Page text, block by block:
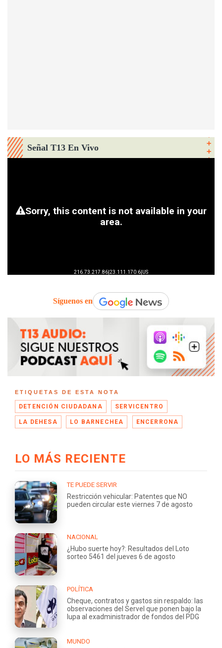
Señal T13 En Vivo
Síguenos en
ETIQUETAS DE ESTA NOTA
DETENCIÓN CIUDADANA SERVICENTRO
LA DEHESA LO BARNECHEA ENCERRONA
LO MÁS RECIENTE
TE PUEDE SERVIR
Restricción vehicular: Patentes que NO
pueden circular este viernes 7 de agosto
NACIONAL
¿Hubo suerte hoy?: Resultados del Loto
sorteo 5461 del jueves 6 de agosto
POLÍTICA
Cheque, contratos y gastos sin respaldo: las
observaciones del Servel que ponen bajo la
lupa al exadministrador de fondos del PDG
MUNDO